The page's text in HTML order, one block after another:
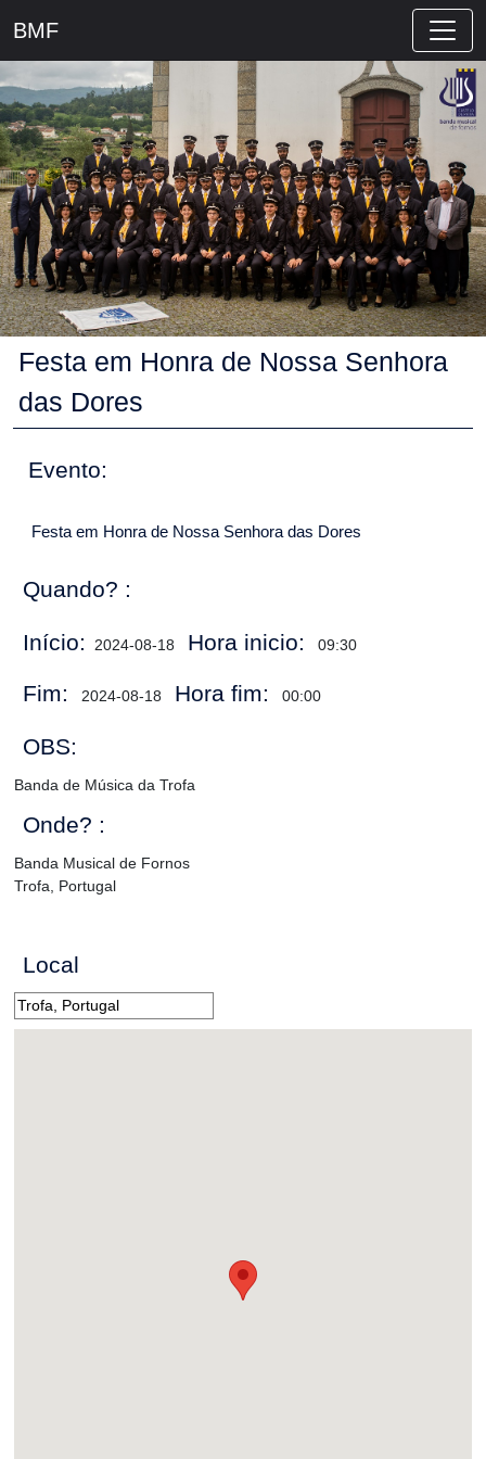
BMF
Festa em Honra de Nossa Senhora
das Dores
Evento:
Festa em Honra de Nossa Senhora das Dores
Quando? :
Início: 2024-08-18 Hora inicio: 09:30
Fim: 2024-08-18 Hora fim: 00:00
OBS:
Banda de Música da Trofa
Onde? :
Banda Musical de Fornos
Trofa, Portugal
Local